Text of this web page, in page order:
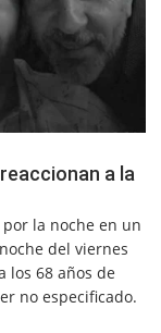
a la
la noche en un
del viernes
los 68 años de
no especificado.